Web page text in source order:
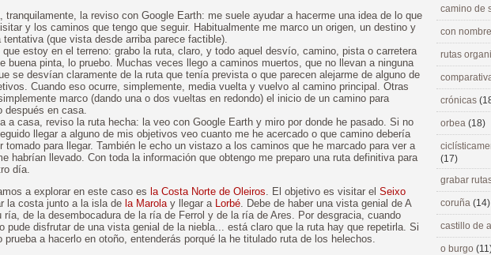
tranquilamente, la reviso con Google Earth: me suele ayudar a hacerme una idea de lo que
y los caminos que tengo que seguir. Habitualmente me marco un origen, un destino y
tentativa (que vista desde arriba parece factible).
que estoy en el terreno: grabo la ruta, claro, y todo aquel desvío, camino, pista o carretera
buena pinta, lo pruebo. Muchas veces llego a caminos muertos, que no llevan a ninguna
se desvían claramente de la ruta que tenía prevista o que parecen alejarme de alguno de
Cuando eso ocurre, simplemente, media vuelta y vuelvo al camino principal. Otras
marco (dando una o dos vueltas en redondo) el inicio de un camino para
después en casa.
a casa, reviso la ruta hecha: la veo con Google Earth y miro por donde he pasado. Si no
llegar a alguno de mis objetivos veo cuanto me he acercado o que camino debería
tomado para llegar. También le echo un vistazo a los caminos que he marcado para ver a
habrían llevado. Con toda la información que obtengo me preparo una ruta definitiva para
día.
a explorar en este caso es la Costa Norte de Oleiros. El objetivo es visitar el Seixo
la costa junto a la isla de la Marolay llegar a Lorbé. Debe de haber una vista genial de A
ría, de la desembocadura de la ría de Ferrol y de la ría de Ares. Por desgracia, cuando
pude disfrutar de una vista genial de la niebla... está claro que la ruta hay que repetirla. Si
prueba a hacerlo en otoño, entenderás porqué la he titulado ruta de los helechos.
camino de
con
rutas
crónicas
orbea (18)
(17)
grabar
coruña (14)
castillo de
o burgo